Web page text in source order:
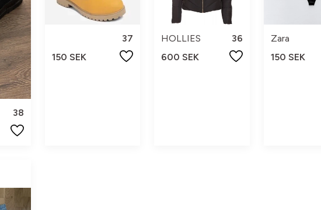
38
37
150 SEK
HOLLIES
36
600 SEK
Zara
150 SEK